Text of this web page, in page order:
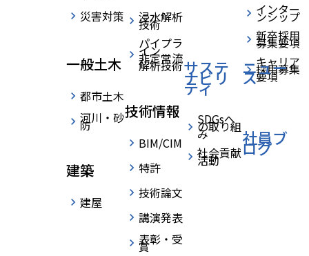
災害対策
一般土木
都市土木
河川・砂
防
建築
建屋
浸水解析
技術
パイプラ
イン
非定常流
解析技術
技術情報
BIM/CIM
特許
技術論文
講演発表
表彰・受
賞
サステ
ナビリ
ティ
SDGsへ
の取り組
み
社会貢献
活動
インター
ンシップ
新卒採用
募集要項
キャリア
採用募集
要項
ニュー
ス
社員ブ
ログ
水の安定供給や防災など､地域
の人々の生活に大きく関わる
大切な仕事｡
技術職
2022年入社 ｜ 新卒 ｜ 工学部卒